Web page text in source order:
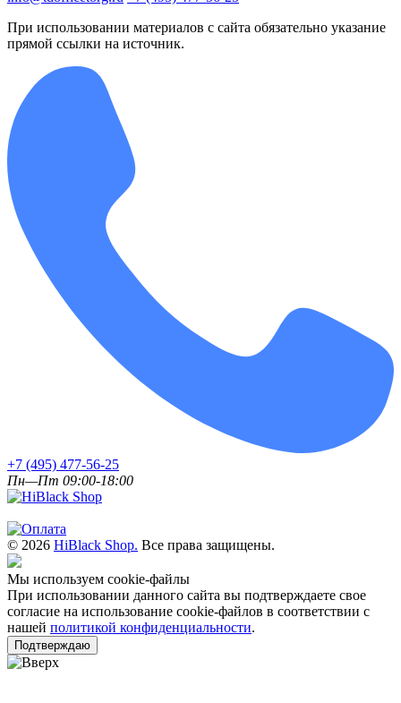
При использовании материалов с сайта обязательно указание
прямой ссылки на источник.
+7 (495) 477-56-25
Пн—Пт 09:00-18:00
© 2026 HiBlack Shop. Все права защищены.
Мы используем cookie-файлы
При использовании данного сайта вы подтверждаете свое
согласие на использование cookie-файлов в соответствии с
нашей политикой конфиденциальности.
Подтверждаю